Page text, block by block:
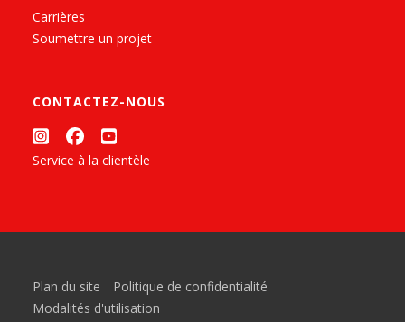
Carrières
Soumettre un projet
CONTACTEZ-NOUS
Service à la clientèle
Plan du site
Politique de confidentialité
Modalités d'utilisation